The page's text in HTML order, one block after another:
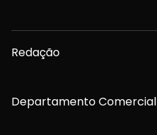
Redação
Departamento Comercial